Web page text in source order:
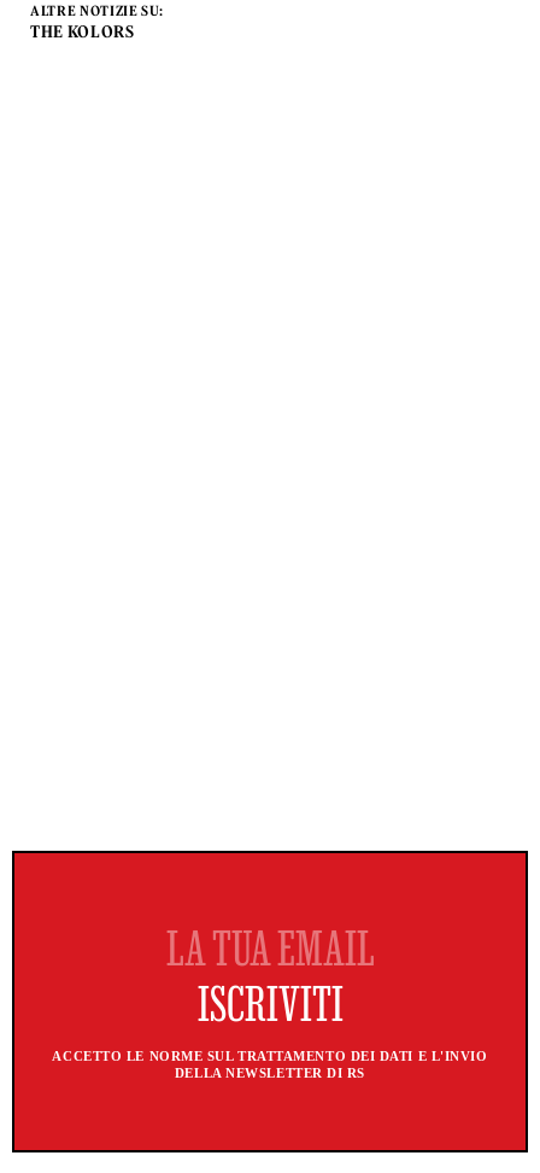
ALTRE NOTIZIE SU:
THE KOLORS
ACCETTO LE NORME SUL TRATTAMENTO DEI DATI E L'INVIO
DELLA NEWSLETTER DI RS